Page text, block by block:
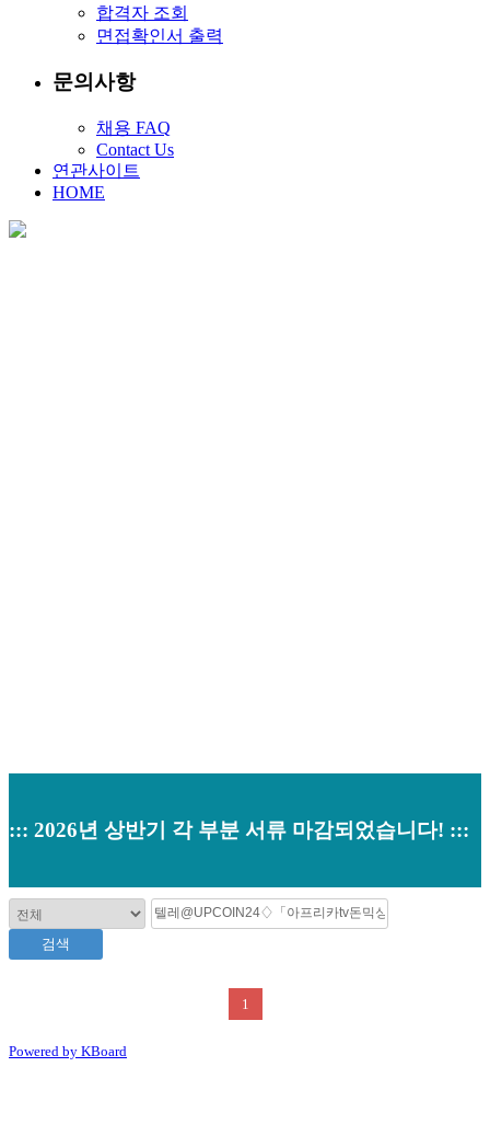
합격자 조회
면접확인서 출력
문의사항
채용 FAQ
Contact Us
연관사이트
HOME
::: 2026년 상반기 각 부분 서류 마감되었습니다! :::
검색
1
Powered by KBoard